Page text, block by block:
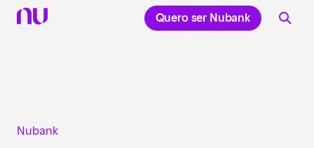
Quero ser Nubank
Nubank